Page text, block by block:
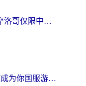
在国外看世界杯法国 VS 摩洛哥仅限中国大陆？海外党这样看中文解说赛事不卡顿
在澳洲，BanG加速器如何成为你国服游戏的“时光机”？